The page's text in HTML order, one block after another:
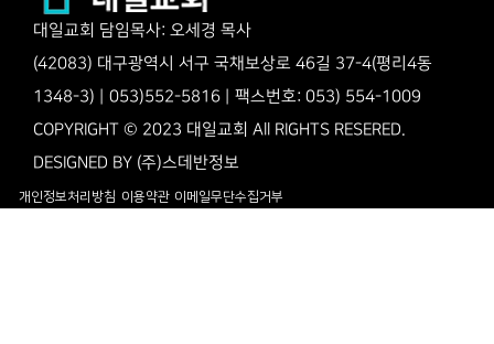
대일교회 담임목사: 오세경 목사
(42083) 대구광역시 서구 국채보상로 46길 37-4(평리4동
1348-3) | 053)552-5816 | 팩스번호: 053) 554-1009
COPYRIGHT © 2023 대일교회 All RIGHTS RESERED.
DESIGNED BY (주)스데반정보
개인정보처리방침 이용약관 이메일무단수집거부